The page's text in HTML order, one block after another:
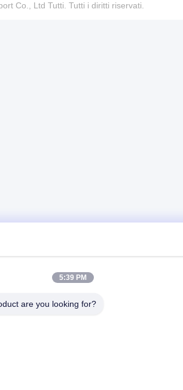
Co., Ltd Tutti. Tutti i diritti riservati.
5:39 PM
are you looking for?